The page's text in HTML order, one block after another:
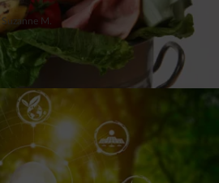
Suzanne M.
zonder afval te leven